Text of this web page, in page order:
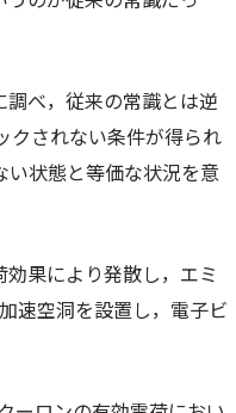
べ，従来の常識とは逆
クされない条件が得られ
状態と等価な状況を意
果により発散し，エミ
速空洞を設置し，電子ビ